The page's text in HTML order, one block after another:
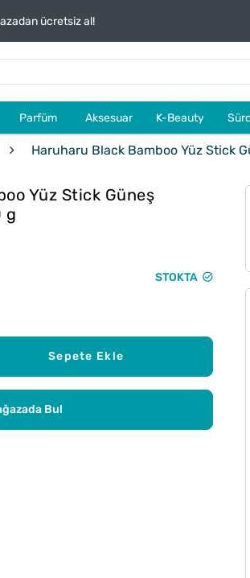
ücretsiz al!
Parfüm Aksesuar K-Beauty
Haruharu Black Bamboo Yüz Stick
Yüz Stick Güneş
g
STOKTA
Sepete Ekle
Bul